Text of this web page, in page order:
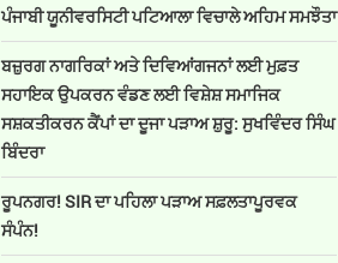
ਪੰਜਾਬੀ ਯੂਨੀਵਰਸਿਟੀ ਪਟਿਆਲਾ ਵਿਚਾਲੇ ਅਹਿਮ ਸਮਝੌਤਾ
ਬਜ਼ੁਰਗ ਨਾਗਰਿਕਾਂ ਅਤੇ ਦਿਵਿਆਂਗਜਨਾਂ ਲਈ ਮੁਫ਼ਤ
ਸਹਾਇਕ ਉਪਕਰਨ ਵੰਡਣ ਲਈ ਵਿਸ਼ੇਸ਼ ਸਮਾਜਿਕ
ਸਸ਼ਕਤੀਕਰਨ ਕੈਂਪਾਂ ਦਾ ਦੂਜਾ ਪੜਾਅ ਸ਼ੁਰੂ: ਸੁਖਵਿੰਦਰ ਸਿੰਘ
ਬਿੰਦਰਾ
ਰੂਪਨਗਰ! SIR ਦਾ ਪਹਿਲਾ ਪੜਾਅ ਸਫ਼ਲਤਾਪੂਰਵਕ
ਸੰਪੰਨ!